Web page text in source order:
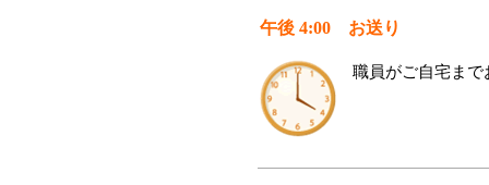
午後 4:00 お送り
職員がご自宅まで